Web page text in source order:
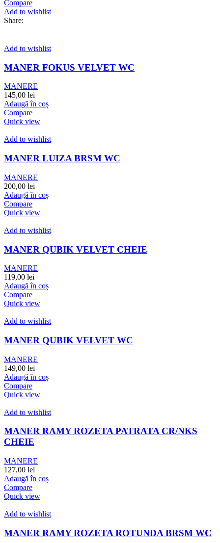
Compare
Add to wishlist
Share:
Add to wishlist
MANER FOKUS VELVET WC
MANERE
145,00 lei
Adaugă în coș
Compare
Quick view
Add to wishlist
MANER LUIZA BRSM WC
MANERE
200,00 lei
Adaugă în coș
Compare
Quick view
Add to wishlist
MANER QUBIK VELVET CHEIE
MANERE
119,00 lei
Adaugă în coș
Compare
Quick view
Add to wishlist
MANER QUBIK VELVET WC
MANERE
149,00 lei
Adaugă în coș
Compare
Quick view
Add to wishlist
MANER RAMY ROZETA PATRATA CR/NKS
CHEIE
MANERE
127,00 lei
Adaugă în coș
Compare
Quick view
Add to wishlist
MANER RAMY ROZETA ROTUNDA BRSM WC